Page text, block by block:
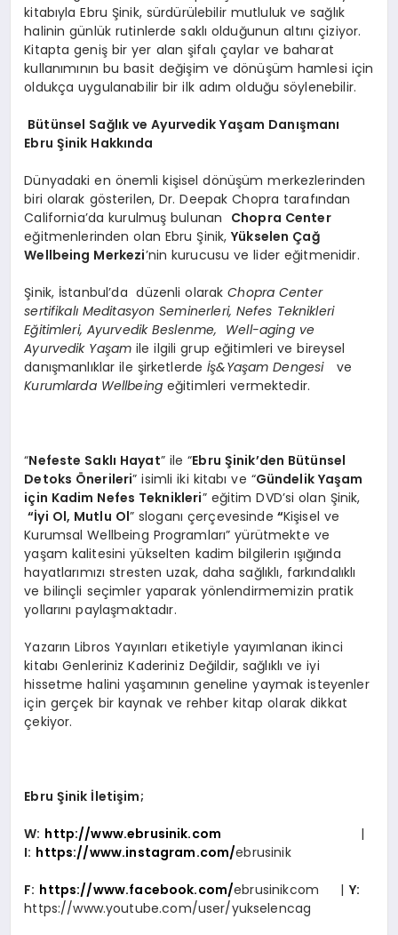
kitabıyla Ebru Şinik, sürdürülebilir mutluluk ve sağlık
halinin günlük rutinlerde saklı olduğunun altını çiziyor.
Kitapta geniş bir yer alan şifalı çaylar ve baharat
kullanımının bu basit değişim ve dönüşüm hamlesi için
oldukça uygulanabilir bir ilk adım olduğu söylenebilir.
Bütünsel Sağlık ve Ayurvedik Yaşam Danışmanı
Ebru Şinik Hakkında
Dünyadaki en önemli kişisel dönüşüm merkezlerinden
biri olarak gösterilen, Dr. Deepak Chopra tarafından
California’da kurulmuş bulunan Chopra Center
eğitmenlerinden olan Ebru Şinik,Yükselen Çağ
Wellbeing Merkezi’nin kurucusu ve lider eğitmenidir.
Şinik, İstanbul’da düzenli olarakChopra Center
sertifikalı Meditasyon Seminerleri, Nefes Teknikleri
Eğitimleri, Ayurvedik Beslenme, Well-aging ve
Ayurvedik Yaşam ile ilgili grup eğitimleri ve bireysel
danışmanlıklar ile şirketlerdeİş&Yaşam Dengesive
Kurumlarda Wellbeingeğitimleri vermektedir.
“Nefeste Saklı Hayat” ile “Ebru Şinik’den Bütünsel
Detoks Önerileri” isimli iki kitabı ve “Gündelik Yaşam
için Kadim Nefes Teknikleri” eğitim DVD’si olan Şinik,
“İyi Ol, Mutlu Ol” sloganı çerçevesinde “Kişisel ve
Kurumsal Wellbeing Programları” yürütmekte ve
yaşam kalitesini yükselten kadim bilgilerin ışığında
hayatlarımızı stresten uzak, daha sağlıklı, farkındalıklı
ve bilinçli seçimler yaparak yönlendirmemizin pratik
yollarını paylaşmaktadır.
Yazarın Libros Yayınları etiketiyle yayımlanan ikinci
kitabı Genleriniz Kaderiniz Değildir, sağlıklı ve iyi
hissetme halini yaşamının geneline yaymak isteyenler
için gerçek bir kaynak ve rehber kitap olarak dikkat
çekiyor.
Ebru Şinik İletişim;
W: http://www.ebrusinik.com |
I: https://www.instagram.com/ebrusinik
F: https://www.facebook.com/ebrusinikcom | Y:
https://www.youtube.com/user/yukselencag